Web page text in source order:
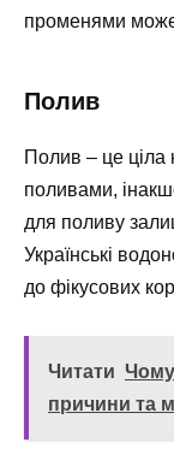
променями може
Полив
Полив – це ціла
поливами,
для поливу
Українські
до фікусових
Читати
причини та